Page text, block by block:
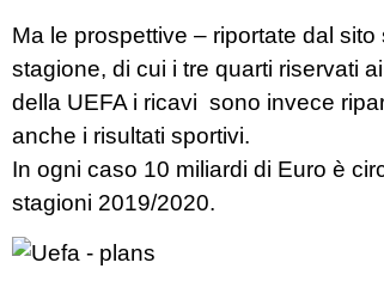
Ma le prospettive – riportate dal
stagione, di cui i tre quarti riservati
della UEFA i ricavi sono invece
anche i risultati sportivi.
In ogni caso 10 miliardi di Euro è
stagioni 2019/2020.